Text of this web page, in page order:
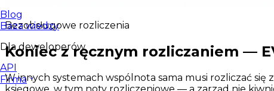
Blog
Baza wiedzy
Dla deweloperów
API
Firma
Bezobsługowe rozliczenia
Koniec z ręcznym rozliczaniem —
W innych systemach wspólnota sama musi rozliczać się
księgowe, w tym noty rozliczeniowe — a zarząd nie